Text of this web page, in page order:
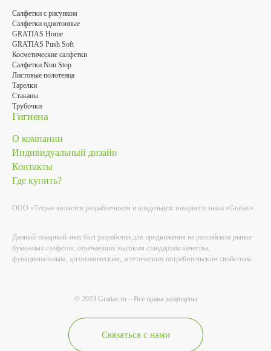
Салфетки с рисунком
Салфетки однотонные
GRATIAS Home
GRATIAS Push Soft
Косметические салфетки
Салфетки Non Stop
Листовые полотенца
Тарелки
Стаканы
Трубочки
Гигиена
О компании
Индивидуальный дизайн
Контакты
Где купить?
ООО «Тетра» является разработчиком и владельцем товарного знака «Gratias».
Данный товарный знак был разработан для продвижения на российском рынке
бумажных салфеток, отвечающих высоким стандартам качества,
функциональным, эргономическим, эстетическим потребительским свойствам.
© 2023 Gratias.ru – Все права защищены
Связаться с нами